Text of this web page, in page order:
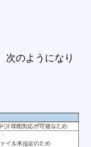
次のようになり